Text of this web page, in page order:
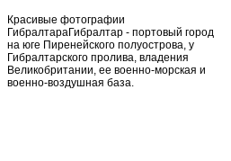
Красивые фотографии
ГибралтараГибралтар - портовый город
на юге Пиренейского полуострова, у
Гибралтарского пролива, владения
Великобритании, ее военно-морская и
военно-воздушная база.